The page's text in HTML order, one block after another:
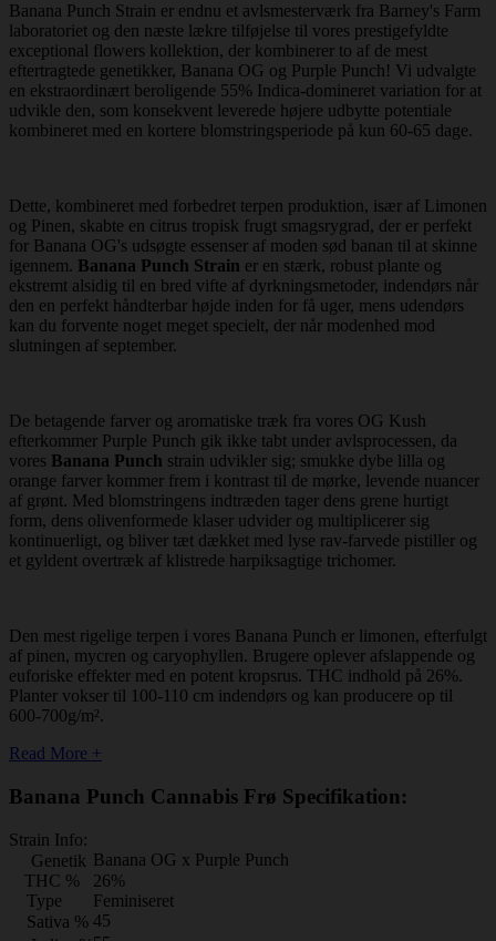
Banana Punch Strain er endnu et avlsmesterværk fra Barney's Farm
laboratoriet og den næste lækre tilføjelse til vores prestigefyldte
exceptional flowers kollektion, der kombinerer to af de mest
eftertragtede genetikker, Banana OG og Purple Punch! Vi udvalgte
en ekstraordinært beroligende 55% Indica-domineret variation for at
udvikle den, som konsekvent leverede højere udbytte potentiale
kombineret med en kortere blomstringsperiode på kun 60-65 dage.
Dette, kombineret med forbedret terpen produktion, især af Limonen
og Pinen, skabte en citrus tropisk frugt smagsrygrad, der er perfekt
for Banana OG's udsøgte essenser af moden sød banan til at skinne
igennem. Banana Punch Strain er en stærk, robust plante og
ekstremt alsidig til en bred vifte af dyrkningsmetoder, indendørs når
den en perfekt håndterbar højde inden for få uger, mens udendørs
kan du forvente noget meget specielt, der når modenhed mod
slutningen af september.
De betagende farver og aromatiske træk fra vores OG Kush
efterkommer Purple Punch gik ikke tabt under avlsprocessen, da
vores Banana Punch strain udvikler sig; smukke dybe lilla og
orange farver kommer frem i kontrast til de mørke, levende nuancer
af grønt. Med blomstringens indtræden tager dens grene hurtigt
form, dens olivenformede klaser udvider og multiplicerer sig
kontinuerligt, og bliver tæt dækket med lyse rav-farvede pistiller og
et gyldent overtræk af klistrede harpiksagtige trichomer.
Den mest rigelige terpen i vores Banana Punch er limonen, efterfulgt
af pinen, mycren og caryophyllen. Brugere oplever afslappende og
euforiske effekter med en potent kropsrus. THC indhold på 26%.
Planter vokser til 100-110 cm indendørs og kan producere op til
600-700g/m².
Read More +
Banana Punch Cannabis Frø Specifikation:
Strain Info:
Genetik Banana OG x Purple Punch
THC %
26%
Type
Feminiseret
Sativa % 45